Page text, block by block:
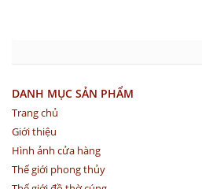
DANH MỤC SẢN PHẨM
Trang chủ
Giới thiệu
Hình ảnh cửa hàng
Thế giới phong thủy